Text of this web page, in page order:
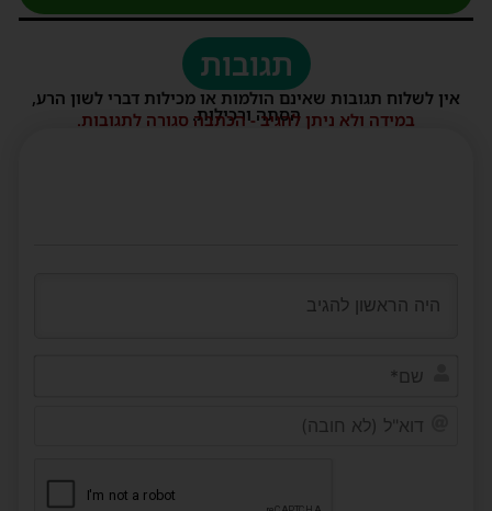
תגובות
אין לשלוח תגובות שאינם הולמות או מכילות דברי לשון הרע,
הסתה ורכילות.
במידה ולא ניתן להגיב - הכתבה סגורה לתגובות.